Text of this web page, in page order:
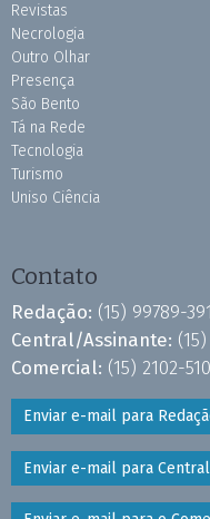
Revistas
Necrologia
Outro Olhar
Presença
São Bento
Tá na Rede
Tecnologia
Turismo
Uniso Ciência
Contato
Redação: (15) 99789-
Central/Assinante:
Comercial: (15) 2102-
Enviar e-mail para
Enviar e-mail para